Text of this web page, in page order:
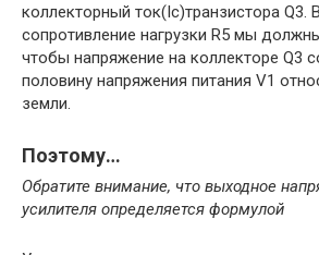
коллекторный ток(Iс)транзистора Q3.
сопротивление нагрузки R5 мы
чтобы напряжение на коллекторе Q3
половину напряжения питания V1
земли.
Поэтому…
Обратите внимание, что выходное
усилителя определяется формулой